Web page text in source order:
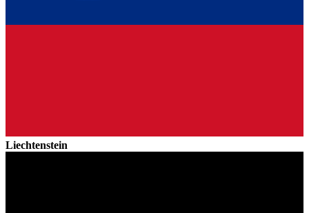
Liechtenstein